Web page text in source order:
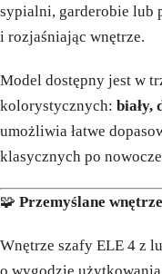
sypialni, garderobie lub
i rozjaśniając wnętrze.
Model dostępny jest w
kolorystycznych: biały,
umożliwia łatwe
klasycznych po
🧩 Przemyślane
Wnętrze szafy ELE 4 z